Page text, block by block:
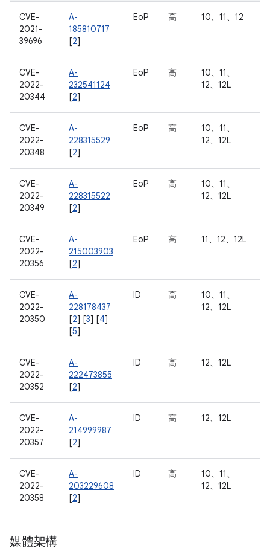
CVE-
2021-
39696
A-
185810717
[2]
EoP 高 10、11、12
CVE-
2022-
20344
A-
232541124
[2]
EoP 高
10、11、
12、12L
CVE-
2022-
20348
A-
228315529
[2]
EoP 高
10、11、
12、12L
CVE-
2022-
20349
A-
228315522
[2]
EoP 高
10、11、
12、12L
CVE-
2022-
20356
A-
215003903
[2]
EoP 高 11、12、12L
CVE-
2022-
20350
A-
228178437
[2] [3] [4]
[5]
ID 高
10、11、
12、12L
CVE-
2022-
20352
A-
222473855
[2]
ID 高 12、12L
CVE-
2022-
20357
A-
214999987
[2]
ID 高 12、12L
CVE-
2022-
20358
A-
203229608
[2]
ID 高
10、11、
12、12L
媒體架構